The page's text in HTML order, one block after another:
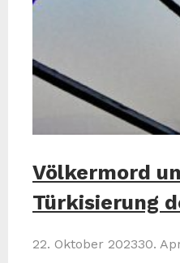
Völkermord
Türkisierung
22. Oktober 202330.